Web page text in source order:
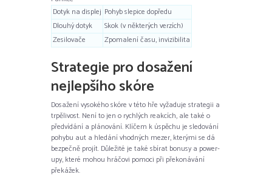
Dotyk na displej Pohyb slepice dopředu
Dlouhý dotyk
Skok (v některých verzích)
Zesilovače
Zpomalení času, invizibilita
Strategie pro dosažení
nejlepšího skóre
Dosažení vysokého skóre v této hře vyžaduje strategii a
trpělivost. Není to jen o rychlých reakcích, ale také o
předvídání a plánování. Klíčem k úspěchu je sledování
pohybu aut a hledání vhodných mezer, kterými se dá
bezpečně projít. Důležité je také sbírat bonusy a power-
upy, které mohou hráčovi pomoci při překonávání
překážek.